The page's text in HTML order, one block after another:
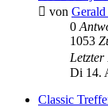
von
0
1053
Di 14.
Classic